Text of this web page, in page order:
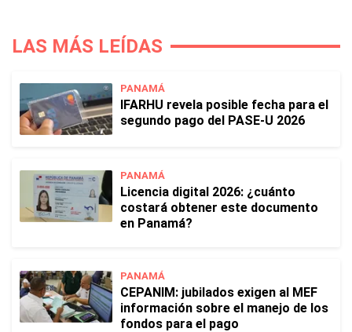
LAS MÁS LEÍDAS
PANAMÁ
IFARHU revela posible fecha para el
segundo pago del PASE-U 2026
PANAMÁ
Licencia digital 2026: ¿cuánto
costará obtener este documento
en Panamá?
PANAMÁ
CEPANIM: jubilados exigen al MEF
información sobre el manejo de los
fondos para el pago